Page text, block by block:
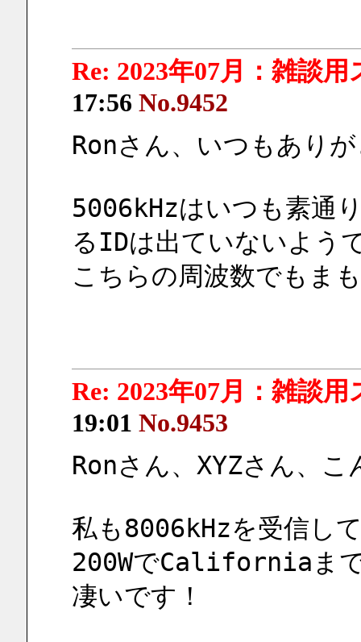
Re: 2023年07月：雑談
17:56 No.9452
Ronさん、いつもあり
5006kHzはいつも素通
るIDは出ていないよう
こちらの周波数でもま
Re: 2023年07月：雑談
19:01 No.9453
Ronさん、XYZさん、こ
私も8006kHzを受信し
200WでCaliforniaまで
凄いです！